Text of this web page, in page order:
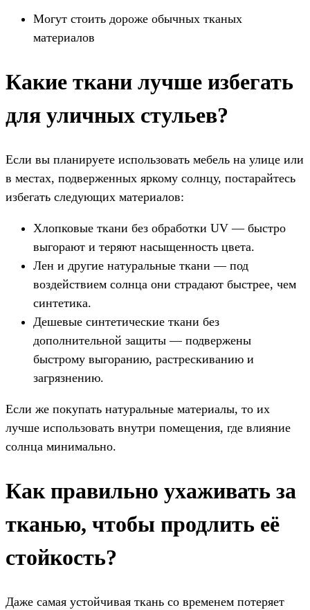
Могут стоить дороже обычных тканых
материалов
Какие ткани лучше избегать
для уличных стульев?
Если вы планируете использовать мебель на улице или
в местах, подверженных яркому солнцу, постарайтесь
избегать следующих материалов:
Хлопковые ткани без обработки UV — быстро
выгорают и теряют насыщенность цвета.
Лен и другие натуральные ткани — под
воздействием солнца они страдают быстрее, чем
синтетика.
Дешевые синтетические ткани без
дополнительной защиты — подвержены
быстрому выгоранию, растрескиванию и
загрязнению.
Если же покупать натуральные материалы, то их
лучше использовать внутри помещения, где влияние
солнца минимально.
Как правильно ухаживать за
тканью, чтобы продлить её
стойкость?
Даже самая устойчивая ткань со временем потеряет